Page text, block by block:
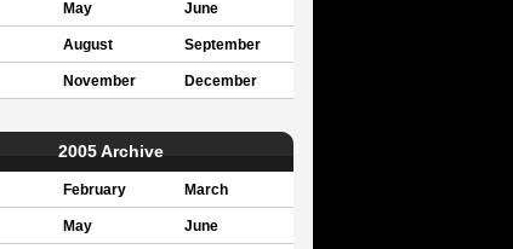
May June
August September
November December
2005 Archive
February March
May June